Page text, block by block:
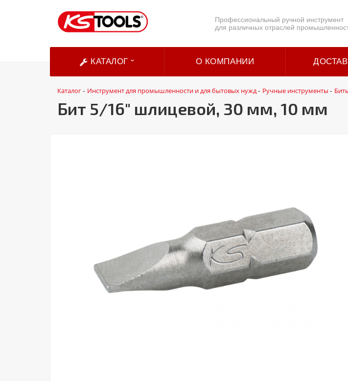
Профессиональный ручной инструмент
для различных отраслей
КАТАЛОГ О КОМПАНИИ
Каталог- Инструмент для промышленности и для бытовых нужд- Ручные инструменты -
Бит 5/16" шлицевой, 30 мм, 10 мм